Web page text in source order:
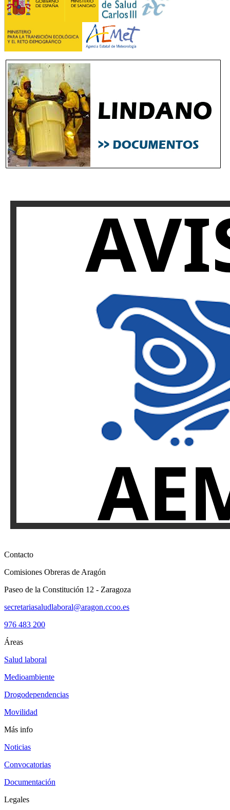
Contacto
Comisiones Obreras de Aragón
Paseo de la Constitución 12 - Zaragoza
secretariasaludlaboral@aragon.ccoo.es
976 483 200
Áreas
Salud laboral
Medioambiente
Drogodependencias
Movilidad
Más info
Noticias
Convocatorias
Documentación
Legales